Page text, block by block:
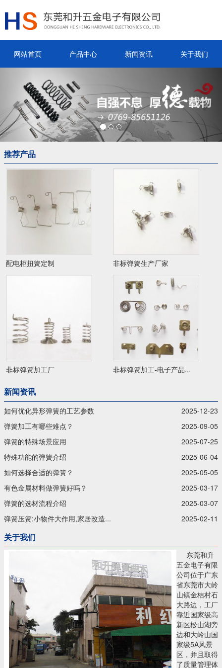
网站首页 产品中心 新闻资讯 关于我们
推荐产品
配电柜扭簧定制 非标弹簧生产厂家
非标弹簧加工厂 非标弹簧加工-电子产品...
新闻资讯
如何优化异形弹簧的工艺参数
2025-12-23
弹簧加工有哪些难点？
2025-09-05
弹簧的特殊场景应用
2025-07-25
特殊功能的弹簧介绍
2025-06-04
如何选择合适的弹簧？
2025-05-05
有色金属材料做弹簧好吗？
2025-03-17
弹簧的选材流程介绍
2025-03-07
弹簧压簧:小物件大作用,家居改造...
2025-02-11
关于我们
东莞和升
五金电子有限
公司位于广东
省东莞市大岭
山镇金桔村石
大路边，工厂
靠近国家级高
新区松山湖旁
边和大岭山国
家级5A风景
区，并且取得
了质量管理体